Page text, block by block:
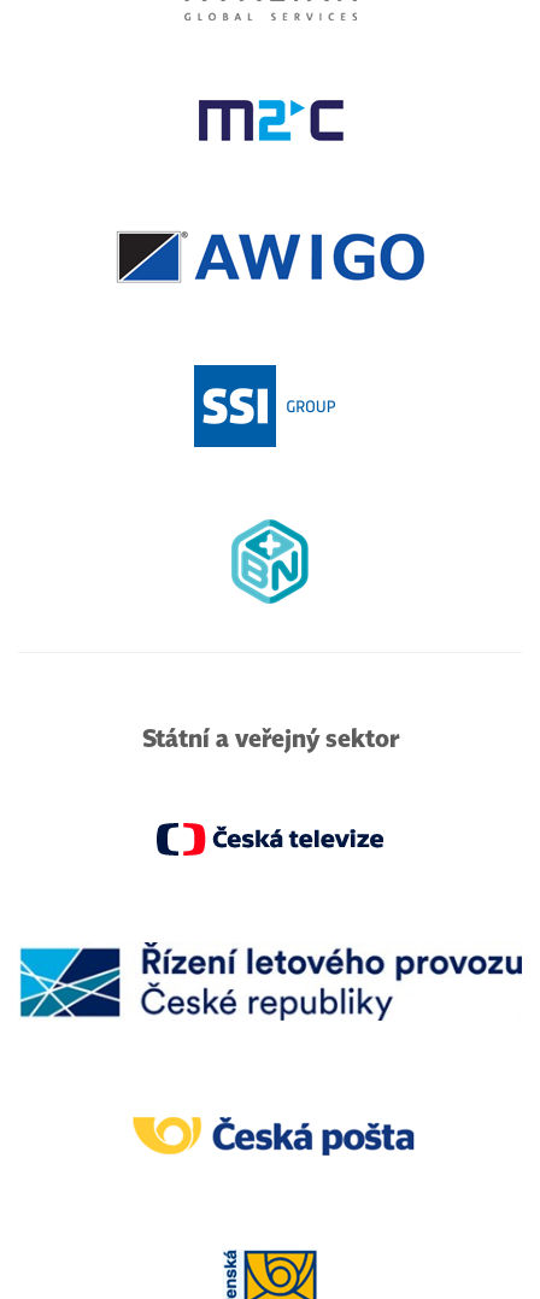
Státní a veřejný sektor